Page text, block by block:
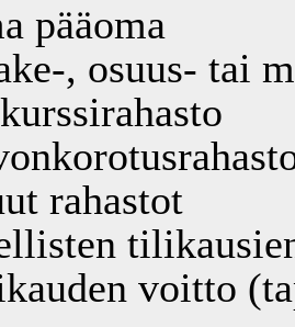
pääoma
, osuus- tai
rahastot
voitto